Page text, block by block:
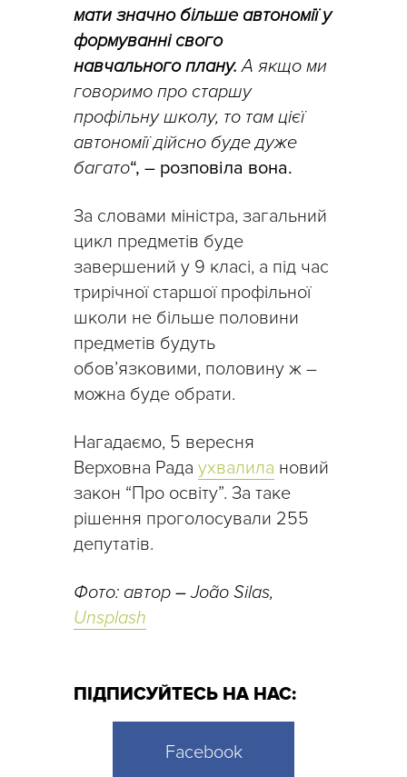
мати значно більше автономії у
формуванні свого
навчального плану. А якщо ми
говоримо про старшу
профільну школу, то там цієї
автономії дійсно буде дуже
багато“, – розповіла вона.
За словами міністра, загальний
цикл предметів буде
завершений у 9 класі, а під час
трирічної старшої профільної
школи не більше половини
предметів будуть
обов’язковими, половину ж –
можна буде обрати.
Нагадаємо, 5 вересня
Верховна Рада ухвалила новий
закон “Про освіту”. За таке
рішення проголосували 255
депутатів.
Фото: автор –João Silas,
Unsplash
ПІДПИСУЙТЕСЬ НА НАС:
Facebook